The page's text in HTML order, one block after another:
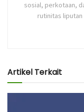
sosial, perkotaan,
rutinitas
Artikel Terkait